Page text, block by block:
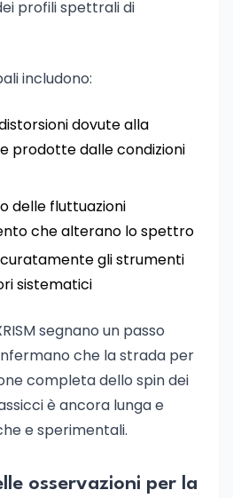
profili spettrali di
includono:
dovute alla
prodotte dalle condizioni
delle fluttuazioni
che alterano lo spettro
gli strumenti
sistematici
segnano un passo
che la strada per
completa dello spin dei
è ancora lunga e
e sperimentali.
osservazioni per la